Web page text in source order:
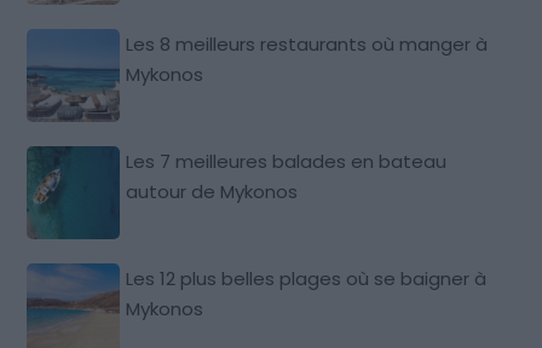
Les 8 meilleurs restaurants où manger à
Mykonos
Les 7 meilleures balades en bateau
autour de Mykonos
Les 12 plus belles plages où se baigner à
Mykonos